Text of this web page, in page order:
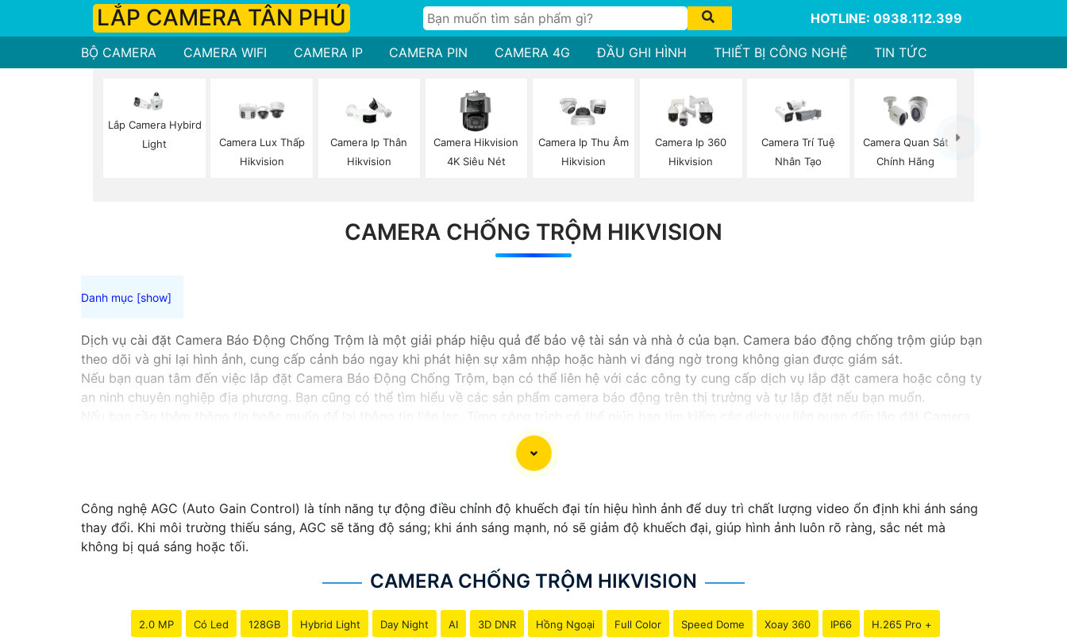
LẮP CAMERA TÂN PHÚ HOTLINE: 0938.112.399
BỘ CAMERA CAMERA WIFI CAMERA IP CAMERA PIN CAMERA 4G ĐẦU GHI HÌNH THIẾT BỊ CÔNG NGHỆ TIN TỨC
Lắp Camera Hybird
Light
Camera Lux Thấp
Hikvision
Camera Ip Thân
Hikvision
Camera Hikvision
4K Siêu Nét
Camera Ip Thu Âm
Hikvision
Camera Ip 360
Hikvision
Camera Trí Tuệ
Nhân Tạo
Camera Quan Sát
Chính Hãng
CAMERA CHỐNG TRỘM HIKVISION
Dịch vụ cài đặt Camera Báo Động Chống Trộm là một giải pháp hiệu quả để bảo vệ tài sản và nhà ở của bạn. Camera báo động chống trộm giúp bạn
theo dõi và ghi lại hình ảnh, cung cấp cảnh báo ngay khi phát hiện sự xâm nhập hoặc hành vi đáng ngờ trong không gian được giám sát.
Nếu bạn quan tâm đến việc lắp đặt Camera Báo Động Chống Trộm, bạn có thể liên hệ với các công ty cung cấp dịch vụ lắp đặt camera hoặc công ty
an ninh chuyên nghiệp địa phương. Bạn cũng có thể tìm hiểu về các sản phẩm camera báo động trên thị trường và tự lắp đặt nếu bạn muốn.
Công nghệ AGC (Auto Gain Control) là tính năng tự động điều chỉnh độ khuếch đại tín hiệu hình ảnh để duy trì chất lượng video ổn định khi ánh sáng
thay đổi. Khi môi trường thiếu sáng, AGC sẽ tăng độ sáng; khi ánh sáng mạnh, nó sẽ giảm độ khuếch đại, giúp hình ảnh luôn rõ ràng, sắc nét mà
không bị quá sáng hoặc tối.
CAMERA CHỐNG TRỘM HIKVISION
2.0 MP Có Led 128GB Hybrid Light Day Night AI 3D DNR Hồng Ngoại Full Color Speed Dome Xoay 360 IP66 H.265 Pro +